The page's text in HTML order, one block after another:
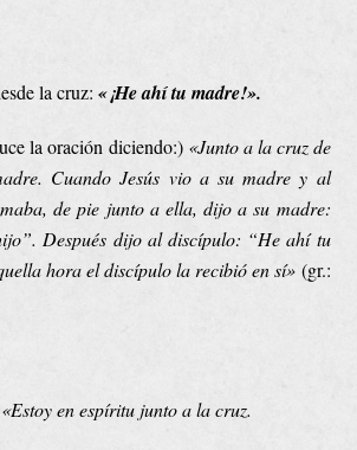
la cruz:«¡He ahí tu madre!».
la oración diciendo:) «Junto a la cruz de
Cuando Jesús vio a su madre y al
de pie junto a ella, dijo a su madre:
Después dijo al discípulo: “He ahí tu
hora el discípulo la recibió en sí» (gr.:
«Estoy en espíritu junto a la cruz.